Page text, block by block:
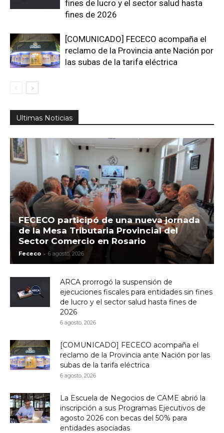
fines de lucro y el sector salud hasta
fines de 2026
[COMUNICADO] FECECO acompaña el
reclamo de la Provincia ante Nación por
las subas de la tarifa eléctrica
Ultimas Noticias
FECECO participó de una nueva jornada
de la Mesa Tributaria Provincial del
Sector Comercio en Rosario
Fececo - 6 agosto, 2026
ARCA prorrogó la suspensión de
ejecuciones fiscales para entidades sin fines
de lucro y el sector salud hasta fines de
2026
6 agosto, 2026
[COMUNICADO] FECECO acompaña el
reclamo de la Provincia ante Nación por las
subas de la tarifa eléctrica
6 agosto, 2026
La Escuela de Negocios de CAME abrió la
inscripción a sus Programas Ejecutivos de
agosto 2026 con becas del 50% para
entidades asociadas